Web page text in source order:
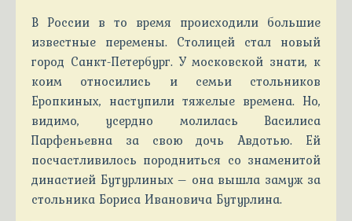
В России в то время происходили большие
известные перемены. Столицей стал новый
город Санкт-Петербург. У московской знати, к
коим относились и семьи стольников
Еропкиных, наступили тяжелые времена. Но,
видимо, усердно молилась Василиса
Парфеньевна за свою дочь Авдотью. Ей
посчастливилось породниться со знаменитой
династией Бутурлиных – она вышла замуж за
стольника Бориса Ивановича Бутурлина.